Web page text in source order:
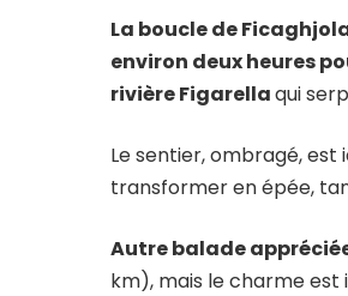
La boucle de
environ deux heures
rivière Figarellaqui
Le sentier, ombragé,
transformer en épée,
Autre balade
km), mais le charme est